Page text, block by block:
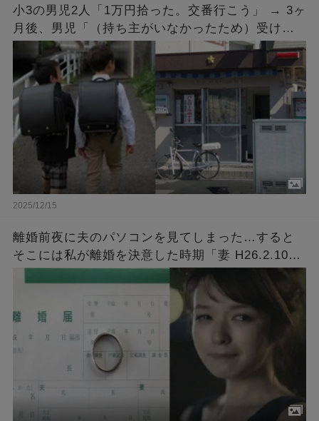
小3の男児2人「1万円拾った。交番行こう」 → 3ヶ
月後、男児「（持ち主がいなかったため）受け取
りに来ました」 → 手続きを済ませ1万円を受け取
ると…
2025/12/15
離婚前夜に夫のパソコンを見てしまった…すると
そこには私が離婚を決意した時期「妻 H26.2.10
～」とタイトルが付いた意味深なファイルが…